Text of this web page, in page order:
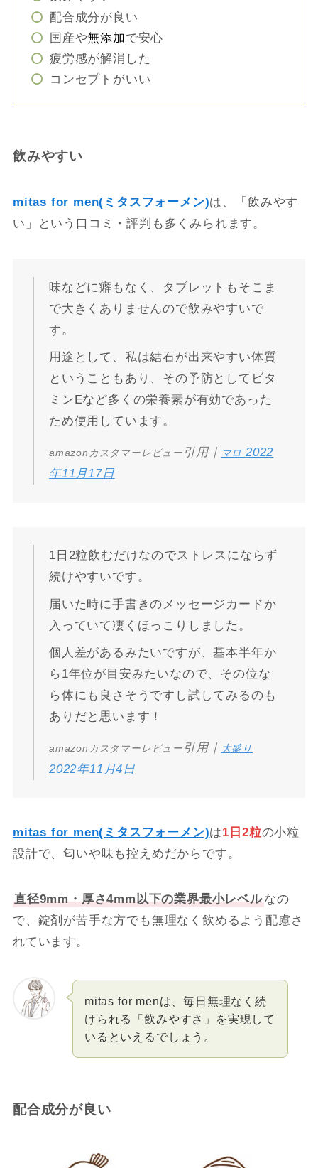
配合成分が良い
国産や無添加で安心
疲労感が解消した
コンセプトがいい
飲みやすい
mitas for men(ミタスフォーメン)は、「飲みやす
い」という口コミ・評判も多くみられます。
味などに癖もなく、タブレットもそこま
で大きくありませんので飲みやすいで
す。
用途として、私は結石が出来やすい体質
ということもあり、その予防としてビタ
ミンEなど多くの栄養素が有効であった
ため使用しています。
amazonカスタマーレビュー 引用｜ マロ 2022
年11月17日
1日2粒飲むだけなのでストレスにならず
続けやすいです。
届いた時に手書きのメッセージカードか
入っていて凄くほっこりしました。
個人差があるみたいですが、基本半年か
ら1年位が目安みたいなので、その位な
ら体にも良さそうですし試してみるのも
ありだと思います！
amazonカスタマーレビュー 引用｜ 大盛り
2022年11月4日
mitas for men(ミタスフォーメン)は1日2粒の小粒
設計で、匂いや味も控えめだからです。
直径9mm・厚さ4mm以下の業界最小レベルなの
で、錠剤が苦手な方でも無理なく飲めるよう配慮さ
れています。
mitas for menは、毎日無理なく続
けられる「飲みやすさ」を実現して
いるといえるでしょう。
配合成分が良い